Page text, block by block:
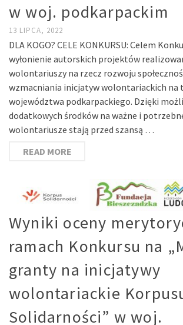
w woj. podkarpackim
13 LIPCA, 2022
DLA KOGO? CELE KONKURSU: Celem
wyłonienie autorskich projektów
wolontariuszy na rzecz rozwoju
wzmacniania inicjatyw wolontariackich na
województwa podkarpackiego. Dzięki
dodatkowych środków na ważne i
wolontariusze stają przed szansą …
READ MORE
Wyniki oceny
ramach Konkursu na
granty na inicjatywy
wolontariackie
Solidarności” w woj.